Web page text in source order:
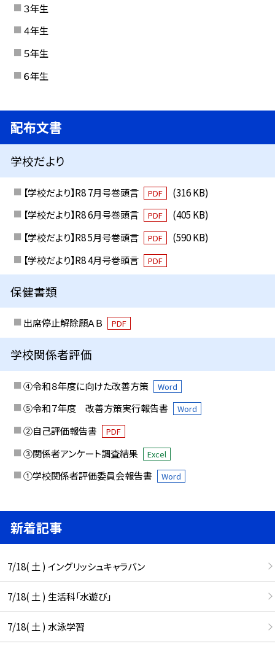
３年生
４年生
５年生
６年生
配布文書
学校だより
【学校だより】R8 7月号巻頭言 PDF
(316 KB)
【学校だより】R8 6月号巻頭言
PDF
(405 KB)
【学校だより】R8 5月号巻頭言
PDF
(590 KB)
【学校だより】R8 4月号巻頭言
PDF
保健書類
出席停止解除願ＡＢ PDF
学校関係者評価
④令和８年度に向けた改善方策 Word
⑤令和７年度 改善方策実行報告書 Word
②自己評価報告書 PDF
③関係者アンケート調査結果 Excel
①学校関係者評価委員会報告書 Word
新着記事
7/18( 土 ) イングリッシュキャラバン
7/18( 土 ) 生活科「水遊び」
7/18( 土 ) 水泳学習